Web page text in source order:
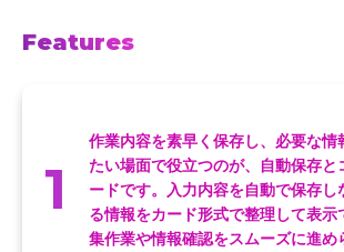
Features
1
作業内容を素早く保存し、必要な情
たい場面で役立つのが、自動保存と
ードです。入力内容を自動で保存し
る情報をカード形式で整理して表示
集作業や情報確認をスムーズに進め